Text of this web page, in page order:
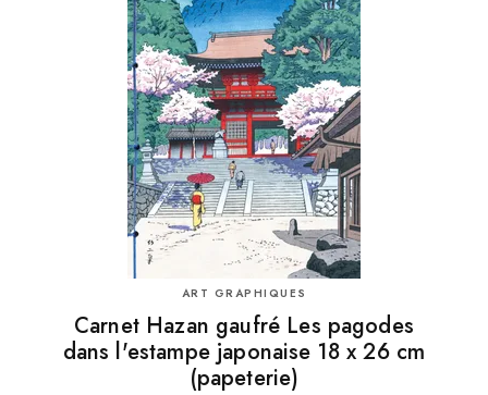
ART GRAPHIQUES
Carnet Hazan gaufré Les pagodes
dans l'estampe japonaise 18 x 26 cm
(papeterie)